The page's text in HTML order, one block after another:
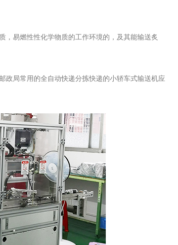
易燃性性化学物质的工作环境的，及其能输送炙
局常用的全自动快递分拣快递的小轿车式输送机应